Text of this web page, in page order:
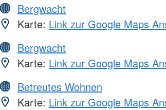
Bergwacht
Karte: Link zur Google Maps
Bergwacht
Karte: Link zur Google Maps
Betreutes Wohnen
Karte: Link zur Google Maps